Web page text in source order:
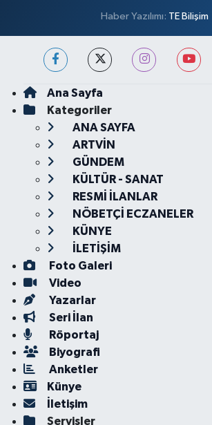
Haber Yazılımı: TE Bilişim
Ana Sayfa
Kategoriler
ANA SAYFA
ARTVİN
GÜNDEM
KÜLTÜR - SANAT
RESMİ İLANLAR
NÖBETÇİ ECZANELER
KÜNYE
İLETİŞİM
Foto Galeri
Video
Yazarlar
Seri İlan
Röportaj
Biyografi
Anketler
Künye
İletişim
Servisler